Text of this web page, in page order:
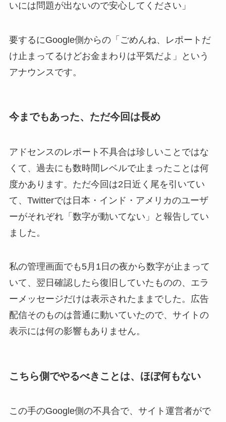
いには問題が出ないので安心してください」
要するにGoogle側からの「ごめんね、レポートだ
け止まってるけどお金まわりは平気だよ」という
アナウンスです。
今までもあった、ただ今回は長め
アドセンスのレポート不具合は珍しいことではな
くて、過去にも数時間レベルで止まったことは何
度かあります。ただ今回は2日近く尾を引いてい
て、Twitterでは日本・インド・アメリカのユーザ
ーがそれぞれ「数字が動いてない」と報告してい
ました。
私の管理画面でも5月1日の夜から数字が止まって
いて、翌日確認したら復旧していたものの、エラ
ーメッセージだけは表示されたままでした。広告
配信そのものは普通に動いていたので、サイトの
表示には何の影響もありません。
こちら側でやるべきことは、ほぼ何もない
この手のGoogle側の不具合で、サイト運営者がで